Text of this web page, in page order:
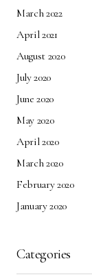
March 2022
April 2021
August 2020
July 2020
June 2020
May 2020
April 2020
March 2020
February 2020
January 2020
Categories